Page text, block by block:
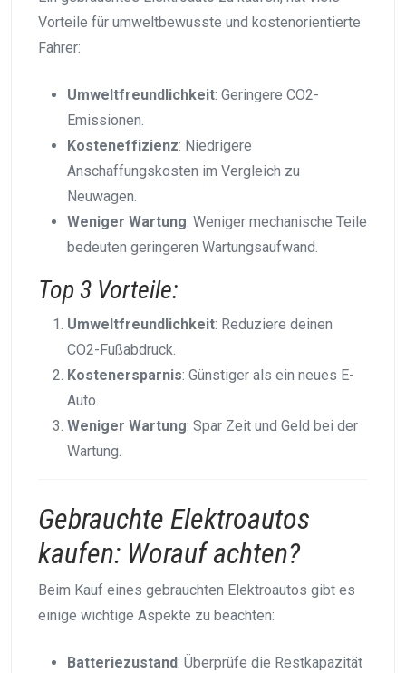
Vorteile für umweltbewusste und kostenorientierte
Fahrer:
Umweltfreundlichkeit: Geringere CO2-
Emissionen.
Kosteneffizienz: Niedrigere
Anschaffungskosten im Vergleich zu
Neuwagen.
Weniger Wartung: Weniger mechanische Teile
bedeuten geringeren Wartungsaufwand.
Top 3 Vorteile:
Umweltfreundlichkeit: Reduziere deinen
CO2-Fußabdruck.
Kostenersparnis: Günstiger als ein neues E-
Auto.
Weniger Wartung: Spar Zeit und Geld bei der
Wartung.
Gebrauchte Elektroautos
kaufen: Worauf achten?
Beim Kauf eines gebrauchten Elektroautos gibt es
einige wichtige Aspekte zu beachten:
Batteriezustand: Überprüfe die Restkapazität